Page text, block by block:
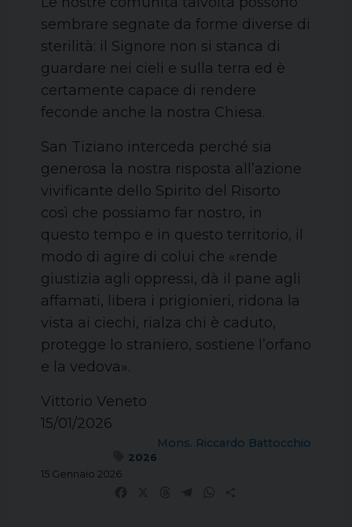
sembrare segnate da forme diverse di
sterilità: il Signore non si stanca di
guardare nei cieli e sulla terra ed è
certamente capace di rendere
feconde anche la nostra Chiesa.
San Tiziano interceda perché sia
generosa la nostra risposta all’azione
vivificante dello Spirito del Risorto
così che possiamo far nostro, in
questo tempo e in questo territorio, il
modo di agire di colui che «rende
giustizia agli oppressi, dà il pane agli
affamati, libera i prigionieri, ridona la
vista ai ciechi, rialza chi è caduto,
protegge lo straniero, sostiene l’orfano
e la vedova».
Vittorio Veneto
15/01/2026
Mons. Riccardo Battocchio
2026
15 Gennaio 2026